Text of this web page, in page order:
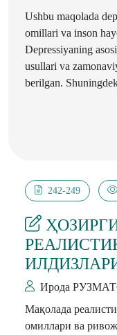
Ushbu maqolada
omillari va inson
Depressiyaning
usullari va
berilgan.
oldini olish
242-249
Ирода
Мақолада
омиллари ва